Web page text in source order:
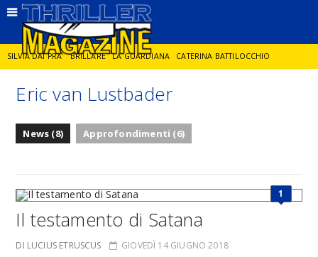
SILVIA DAI PRA' BRILLARE LA GUARDIANA CATERINA BATTILOCCHIO
JORGE DIAZ LA SPIA DELITTO IN CORNICE
Eric van Lustbader
News (8) Approfondimenti (6)
1
Il testamento di Satana
DI LUCIUS ETRUSCUS GIOVEDÌ 14 GIUGNO 2018